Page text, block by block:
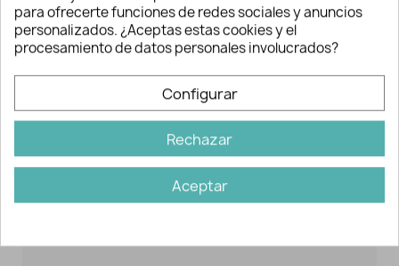
AÑADIR A LA CESTA
para ofrecerte funciones de redes sociales y anuncios
personalizados. ¿Aceptas estas cookies y el
procesamiento de datos personales involucrados?
Configurar
Rechazar
Aceptar